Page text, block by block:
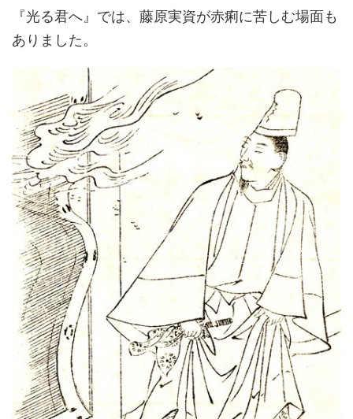
『光る君へ』では、藤原実資が赤痢に苦しむ場面も
ありました。